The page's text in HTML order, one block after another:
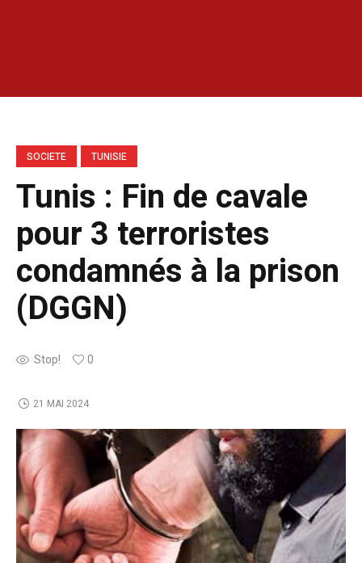
SOCIETE TUNISIE
Tunis : Fin de cavale
pour 3 terroristes
condamnés à la prison
(DGGN)
Stop! 0
21 MAI 2024